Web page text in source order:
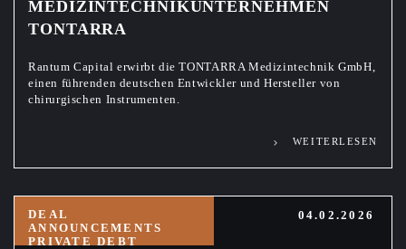
MEDIZINTECHNIKUNTERNEHMEN
TONTARRA
Rantum Capital erwirbt die TONTARRA Medizintechnik GmbH,
einen führenden deutschen Entwickler und Hersteller von
chirurgischen Instrumenten.
WEITERLESEN
DEAL
ANNOUNCEMENTS
PRIVATE DEBT
04.02.2026